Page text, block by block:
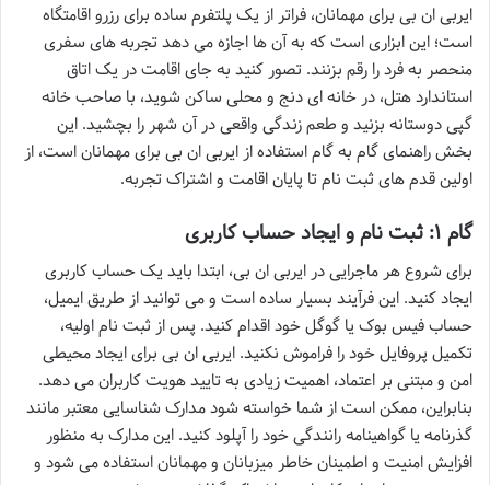
ایربی ان بی برای مهمانان، فراتر از یک پلتفرم ساده برای رزرو اقامتگاه
است؛ این ابزاری است که به آن ها اجازه می دهد تجربه های سفری
منحصر به فرد را رقم بزنند. تصور کنید به جای اقامت در یک اتاق
استاندارد هتل، در خانه ای دنج و محلی ساکن شوید، با صاحب خانه
گپی دوستانه بزنید و طعم زندگی واقعی در آن شهر را بچشید. این
بخش راهنمای گام به گام استفاده از ایربی ان بی برای مهمانان است، از
اولین قدم های ثبت نام تا پایان اقامت و اشتراک تجربه.
گام ۱: ثبت نام و ایجاد حساب کاربری
برای شروع هر ماجرایی در ایربی ان بی، ابتدا باید یک حساب کاربری
ایجاد کنید. این فرآیند بسیار ساده است و می توانید از طریق ایمیل،
حساب فیس بوک یا گوگل خود اقدام کنید. پس از ثبت نام اولیه،
تکمیل پروفایل خود را فراموش نکنید. ایربی ان بی برای ایجاد محیطی
امن و مبتنی بر اعتماد، اهمیت زیادی به تایید هویت کاربران می دهد.
بنابراین، ممکن است از شما خواسته شود مدارک شناسایی معتبر مانند
گذرنامه یا گواهینامه رانندگی خود را آپلود کنید. این مدارک به منظور
افزایش امنیت و اطمینان خاطر میزبانان و مهمانان استفاده می شود و